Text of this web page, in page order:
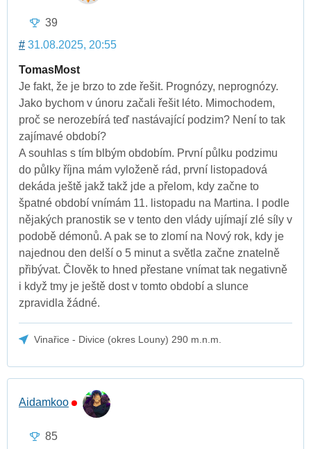
39
# 31.08.2025, 20:55
TomasMost
Je fakt, že je brzo to zde řešit. Prognózy, neprognózy.
Jako bychom v únoru začali řešit léto. Mimochodem,
proč se nerozebírá teď nastávající podzim? Není to tak
zajímavé období?
A souhlas s tím blbým obdobím. První půlku podzimu
do půlky října mám vyloženě rád, první listopadová
dekáda ještě jakž takž jde a přelom, kdy začne to
špatné období vnímám 11. listopadu na Martina. I podle
nějakých pranostik se v tento den vlády ujímají zlé síly v
podobě démonů. A pak se to zlomí na Nový rok, kdy je
najednou den delší o 5 minut a světla začne znatelně
přibývat. Člověk to hned přestane vnímat tak negativně
i když tmy je ještě dost v tomto období a slunce
zpravidla žádné.
Vinařice - Divice (okres Louny) 290 m.n.m.
Aidamkoo
85